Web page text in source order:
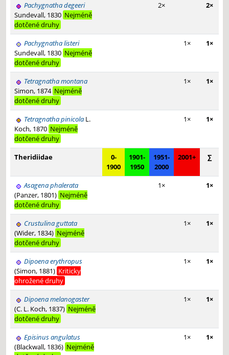
Pachygnatha degeeri
Sundevall, 1830 Nejméně
dotčené druhy
2× 2×
Pachygnatha listeri
Sundevall, 1830 Nejméně
dotčené druhy
1× 1×
Tetragnatha montana
Simon, 1874 Nejméně
dotčené druhy
1× 1×
Tetragnatha pinicola L.
Koch, 1870 Nejméně
dotčené druhy
1× 1×
Theridiidae
0-
1900
1901-
1950
1951-
2000
2001+ ∑
Asagena phalerata
(Panzer, 1801) Nejméně
dotčené druhy
1× 1×
Crustulina guttata
(Wider, 1834) Nejméně
dotčené druhy
1× 1×
Dipoena erythropus
(Simon, 1881) Kriticky
ohrožené druhy
1× 1×
Dipoena melanogaster
(C. L. Koch, 1837) Nejméně
dotčené druhy
1× 1×
Episinus angulatus
(Blackwall, 1836) Nejméně
1× 1×